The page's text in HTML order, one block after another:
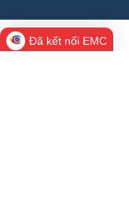
Đã kết nối EMC